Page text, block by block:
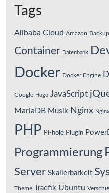
Tags
Alibaba Cloud Amazon Backup
Container Datenbank
Docker Docker Engine
Google Hugo JavaScript
MariaDB Musik Nginx
PHP Pi-hole Plugin
Programmierung
Server Skalierbarkeit
Theme Traefik Ubuntu